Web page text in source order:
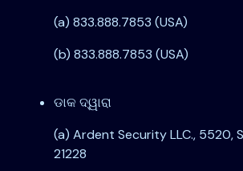
(a) 833.888.7853 (USA)
(b) 833.888.7853 (USA)
ଡାକ ଦ୍ୱାରା
(a) Ardent Security LLC., 5520,
21228